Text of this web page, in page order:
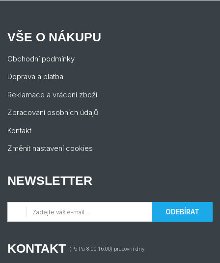
VŠE O NÁKUPU
Obchodní podmínky
Doprava a platba
Reklamace a vrácení zboží
Zpracování osobních údajů
Kontakt
Změnit nastavení cookies
NEWSLETTER
ODEBÍRAT
KONTAKT (Po-Pá 8:00-16:00) pracovní dny